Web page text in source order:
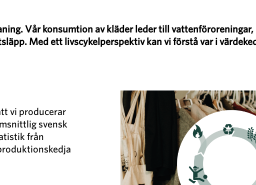
Vår konsumtion av kläder leder till
Med ett livscykelperspektiv kan vi förstå var i
vi producerar
svensk
från